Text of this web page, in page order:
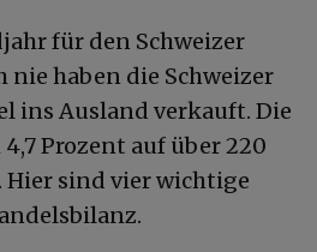
für den Schweizer
nie haben die Schweizer
ins Ausland verkauft. Die
Prozent auf über 220
sind vier wichtige